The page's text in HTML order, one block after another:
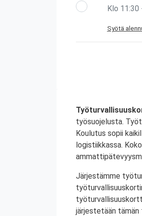
Klo 11:30
Syötä
työsuojelusta.
Koulutus sopii
logistiikkassa.
Järjestämme
järjestetään